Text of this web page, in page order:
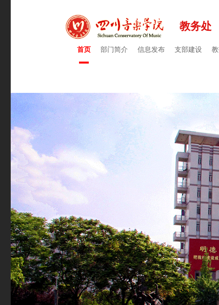
教务处
首页 部门简介 信息发布 支部建设